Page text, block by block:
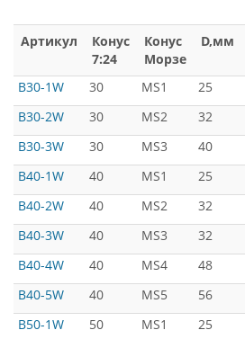
Артикул
Конус
7:24
Конус
Морзе
D,мм
B30-1W 30 MS1 25
B30-2W
30 MS2 32
B30-3W
30 MS3 40
B40-1W
40 MS1 25
B40-2W
40 MS2 32
B40-3W
40 MS3 32
B40-4W
40 MS4 48
B40-5W
40 MS5 56
B50-1W
50 MS1 25